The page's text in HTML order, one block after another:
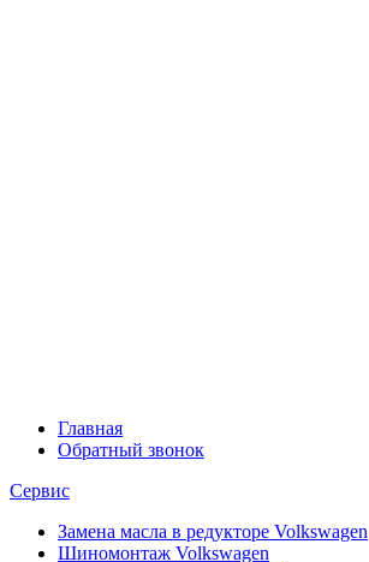
Главная
Обратный звонок
Сервис
Замена масла в редукторе Volkswagen
Шиномонтаж Volkswagen